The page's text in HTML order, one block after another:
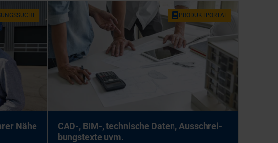
Nähe
PRO­DUKT­POR­TAL
CAD-, BIM-, tech­ni­sche Da­ten, Aus­schrei­
bungs­tex­te uvm.